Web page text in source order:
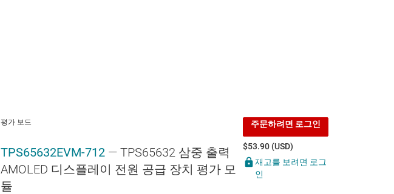
평가 보드
TPS65632EVM-712 — TPS65632 삼중 출력
AMOLED 디스플레이 전원 공급 장치 평가 모
듈
주문하려면 로그인
$53.90 (USD)
재고를 보려면 로그
인